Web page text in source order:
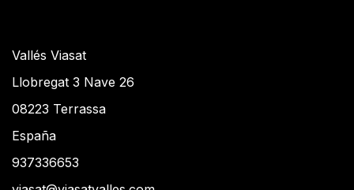
Vallés Viasat
Llobregat 3 Nave 26
08223 Terrassa
España
937336653